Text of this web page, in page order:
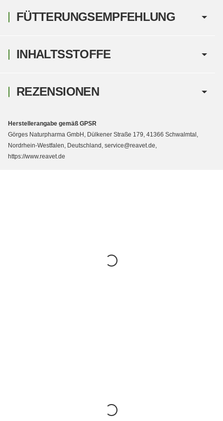
FÜTTERUNGSEMPFEHLUNG
INHALTSSTOFFE
REZENSIONEN
Herstellerangabe gemäß GPSR
Görges Naturpharma GmbH, Dülkener Straße 179, 41366 Schwalmtal,
Nordrhein-Westfalen, Deutschland, service@reavet.de,
https://www.reavet.de